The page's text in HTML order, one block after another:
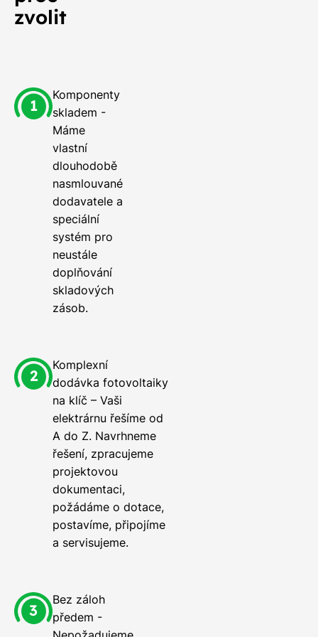
zvolit
Komponenty
skladem -
Máme
vlastní
dlouhodobě
nasmlouvané
dodavatele a
speciální
systém pro
neustále
doplňování
skladových
zásob.
Komplexní
dodávka fotovoltaiky
na klíč – Vaši
elektrárnu řešíme od
A do Z. Navrhneme
řešení, zpracujeme
projektovou
dokumentaci,
požádáme o dotace,
postavíme, připojíme
a servisujeme.
Bez záloh
předem -